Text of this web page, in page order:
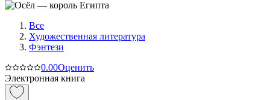
Все
Художественная литература
Фэнтези
0.00Оценить
Электронная книга